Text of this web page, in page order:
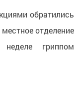
обратились
отделение
гриппом